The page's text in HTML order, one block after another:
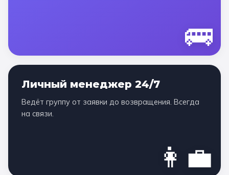
🚌
Личный менеджер 24/7
Ведёт группу от заявки до возвращения. Всегда
на связи.
👩‍💼